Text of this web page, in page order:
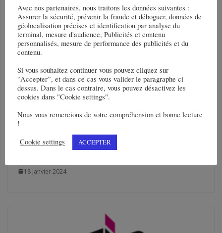
EIFFAGE recrute 2 500 collaborateurs le
samedi 20 janvier 2024 dès 9 heures, à la
Médiathèque de Toulouse
18 janvier 2024
Avec nos partenaires, nous traitons les données suivantes :
Assurer la sécurité, prévenir la fraude et déboguer, données de
géolocalisation précises et identification par analyse du
terminal, mesure d'audience, Publicités et contenu
personnalisés, mesure de performance des publicités et du
contenu.
Si vous souhaitez continuer vous pouvez cliquez sur
“Accepter”, et dans ce cas vous valider le paragraphe ci
dessus. Dans le cas contraire, vous pouvez désactivez les
cookies dans "Cookie settings".
Nous vous remercions de votre compréhension et bonne lecture
!
Cookie settings
ACCEPTER